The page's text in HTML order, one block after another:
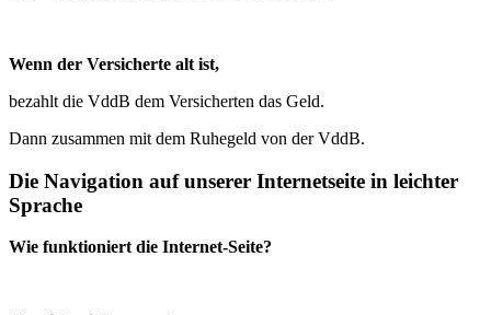
Wenn der Versicherte alt ist,
bezahlt die VddB dem Versicherten das Geld.
Dann zusammen mit dem Ruhegeld von der VddB.
Die Navigation auf unserer Internetseite in leichter
Sprache
Wie funktioniert die Internet-Seite?